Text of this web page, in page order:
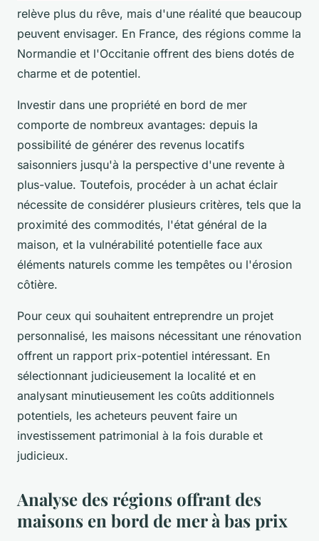
relève plus du rêve, mais d'une réalité que beaucoup
peuvent envisager. En France, des régions comme la
Normandie et l'Occitanie offrent des biens dotés de
charme et de potentiel.
Investir dans une propriété en bord de mer
comporte de nombreux avantages: depuis la
possibilité de générer des revenus locatifs
saisonniers jusqu'à la perspective d'une revente à
plus-value. Toutefois, procéder à un achat éclair
nécessite de considérer plusieurs critères, tels que la
proximité des commodités, l'état général de la
maison, et la vulnérabilité potentielle face aux
éléments naturels comme les tempêtes ou l'érosion
côtière.
Pour ceux qui souhaitent entreprendre un projet
personnalisé, les maisons nécessitant une rénovation
offrent un rapport prix-potentiel intéressant. En
sélectionnant judicieusement la localité et en
analysant minutieusement les coûts additionnels
potentiels, les acheteurs peuvent faire un
investissement patrimonial à la fois durable et
judicieux.
Analyse des régions offrant des
maisons en bord de mer à bas prix